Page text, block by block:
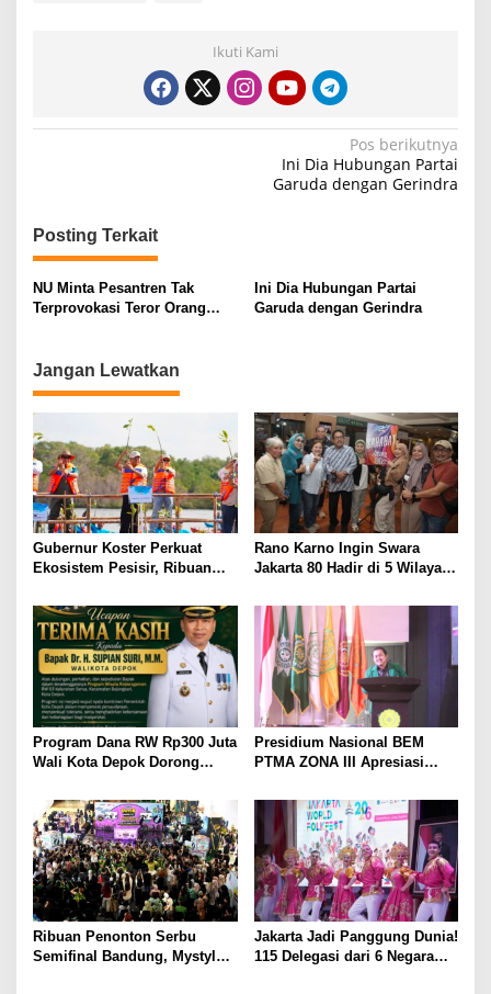
Ikuti Kami
i
a
i
p
o
s
Pos berikutnya
Ini Dia Hubungan Partai
Garuda dengan Gerindra
Posting Terkait
NU Minta Pesantren Tak
Terprovokasi Teror Orang
Ini Dia Hubungan Partai
Garuda dengan Gerindra
Jangan Lewatkan
Gubernur Koster Perkuat
Ekosistem Pesisir, Ribuan
Bali⁰
Rano Karno Ingin Swara
Jakarta 80 Hadir di 5 Wilayah,
Bundaran HI
Program Dana RW Rp300 Juta
Wali Kota Depok Dorong
Pemberdayaan Masyarakat,
RW 03 Serua Gelar Wisata
Keberagaman
Presidium Nasional BEM
PTMA ZONA III Apresiasi
Membongkar Mega Korupsi
di Kejaksaan
Ribuan Penonton Serbu
Semifinal Bandung, Mystylez
Jakarta Jadi Panggung Dunia!
115 Delegasi dari 6 Negara